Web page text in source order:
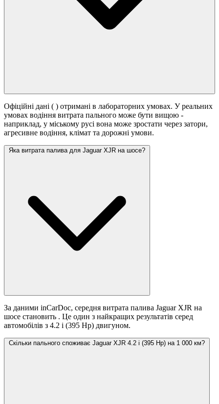
Офіційні дані ( ) отримані в лабораторних умовах. У реальних
умовах водіння витрата пального може бути вищою -
наприклад, у міському русі вона може зростати через затори,
агресивне водіння, клімат та дорожні умови.
Яка витрата палива для Jaguar XJR на шосе?
За даними inCarDoc, середня витрата палива Jaguar XJR на
шосе становить . Це один з найкращих результатів серед
автомобілів з 4.2 i (395 Hp) двигуном.
Скільки пального споживає Jaguar XJR 4.2 i (395 Hp) на 1 000 км?